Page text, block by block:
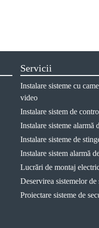
Servicii
Instalare sisteme cu
video
Instalare sistem de
Instalare sisteme alarmă
Instalare sisteme de
Instalare sistem alarmă
Lucrări de montaj
Deservirea sistemelor de
Proiectare sisteme de